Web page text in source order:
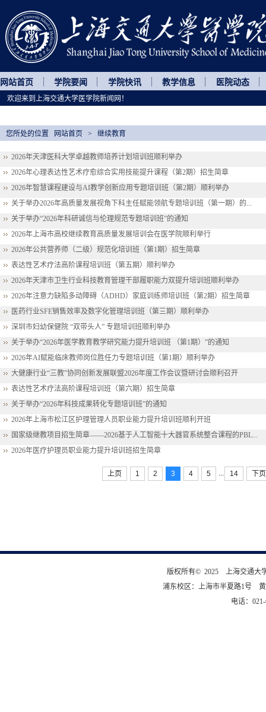
版权所有© 2025 上海交通大
浦东校区：上海市半夏路1号
电话：
网站首页 学院要闻 学院快讯 教学信息 医院动态
2026年天津医科大学卓越教师培养计划培训班顺利举办
2026年心理表达性艺术疗愈综合实用技能提升课程（第2期）招生简章
2026年智慧课程建设与AI教学创新应用专题培训班（第2期）顺利举办
关于举办2026年高质量发展视角下科主任赋能领航专题培训班（第一期）的...
关于举办“2026年科研诚信与伦理规范专题培训班”的通知
2026年上海市高校继续教育高质量发展培训会在医学院顺利举行
2026年公共营养师（二级）规范化培训班（第1期）招生简章
表达性艺术疗法高阶课程培训班（第五期）顺利举办
2026年天津市卫生行业科技教育管理干部履职能力双提升培训班顺利举办
2026年注意力缺陷多动障碍（ADHD）家庭训练师培训班（第2期）招生简章
医药行业SFE销售效率及数字化管理培训班（第三期）顺利举办
深圳市妇幼保健院 “双带头人” 专题培训班顺利举办
关于举办“2026年医学教育教学研究能力提升培训班 （第1期）”的通知
2026年AI赋能临床教师岗位胜任力专题培训班（第1期）顺利举办
大健康行业“三教”协同创新发展联盟2026年度工作会议暨研讨会顺利召开
表达性艺术疗法高阶课程培训班（第六期）招生简章
关于举办“2026年科技成果转化专题培训班”的通知
2026年上海市松江区护理管理人员职业能力提升培训班顺利开班
国家级继教项目招生简章——2026基于人工智能十大器官系统整合课程的PBL...
2026年医疗护理员职业能力提升培训班招生简章
上页 1 2 3 4 5 ... 14 下页
您所处的位置 网站首页 > 继续教育
欢迎来到上海交通大学医学院新闻网！